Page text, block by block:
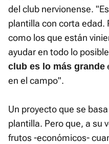
del club nervionense.
plantilla con corta edad.
como los que están
ayudar en todo lo
club es lo más grande
en el campo".
Un proyecto que se
plantilla. Pero que, a su
frutos -económicos-